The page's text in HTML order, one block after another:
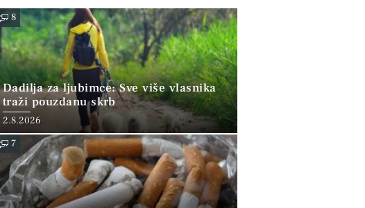
8
Dadilja za ljubimce: Sve više vlasnika
traži pouzdanu skrb
2.8.2026
7